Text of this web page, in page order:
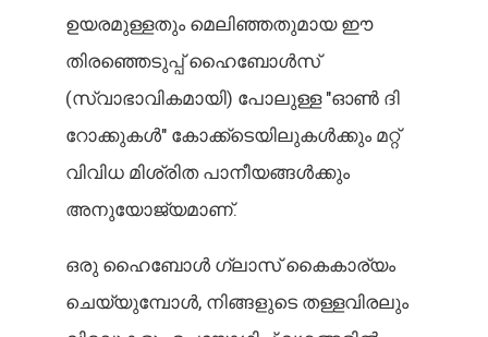
ഉയരമുള്ളതും മെലിഞ്ഞതുമായ ഈ
തിരഞ്ഞെടുപ്പ് ഹൈബോൾസ്
(സ്വാഭാവികമായി) പോലുള്ള "ഓൺ ദി
റോക്കുകൾ" കോക്ക്ടെയിലുകൾക്കും മറ്റ്
വിവിധ മിശ്രിത പാനീയങ്ങൾക്കും
അനുയോജ്യമാണ്.
ഒരു ഹൈബോൾ ഗ്ലാസ് കൈകാര്യം
ചെയ്യുമ്പോൾ, നിങ്ങളുടെ തള്ളവിരലും